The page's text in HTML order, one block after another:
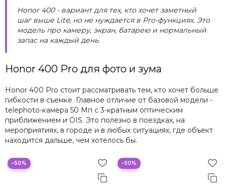
Honor 400 - вариант для тех, кто хочет заметный
шаг выше Lite, но не нуждается в Pro-функциях. Это
модель про камеру, экран, батарею и нормальный
запас на каждый день.
Honor 400 Pro для фото и зума
Honor 400 Pro стоит рассматривать тем, кто хочет больше
гибкости в съемке. Главное отличие от базовой модели -
telephoto-камера 50 Мп с 3-кратным оптическим
приближением и OIS. Это полезно в поездках, на
мероприятиях, в городе и в любых ситуациях, где объект
находится дальше, чем хотелось бы.
−50% −50%